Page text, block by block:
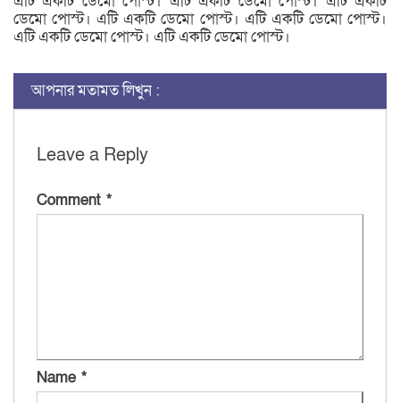
ডেমো পোস্ট। এটি একটি ডেমো পোস্ট। এটি একটি ডেমো পোস্ট।
এটি একটি ডেমো পোস্ট। এটি একটি ডেমো পোস্ট।
আপনার মতামত লিখুন :
Leave a Reply
Comment *
Name *